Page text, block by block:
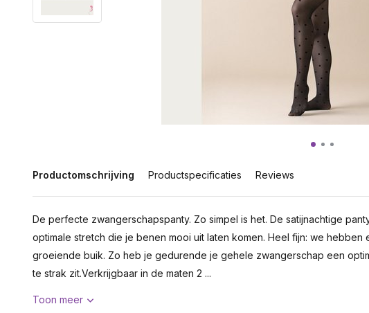
Productomschrijving Productspecificaties Reviews
De perfecte zwangerschapspanty. Zo simpel is het. De satijnachtige
optimale stretch die je benen mooi uit laten komen. Heel fijn: we
groeiende buik. Zo heb je gedurende je gehele zwangerschap een
te strak zit.Verkrijgbaar in de maten 2 ...
Toon meer